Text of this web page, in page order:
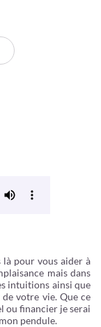
là pour vous aider à
mais dans
intuitions ainsi que
votre vie. Que ce
ou financier je serai
pendule.